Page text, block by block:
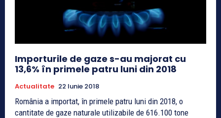
Importurile de gaze s-au majorat cu
13,6% în primele patru luni din 2018
Actualitate 22 Iunie 2018
România a importat, în primele patru luni din 2018, o
cantitate de gaze naturale utilizabile de 616.100 tone